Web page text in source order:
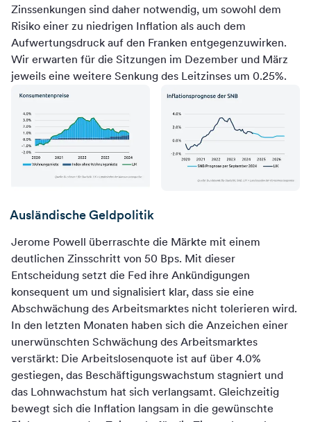
Zinssenkungen sind daher notwendig, um sowohl dem
Risiko einer zu niedrigen Inflation als auch dem
Aufwertungsdruck auf den Franken entgegenzuwirken.
Wir erwarten für die Sitzungen im Dezember und März
jeweils eine weitere Senkung des Leitzinses um 0.25%.
Ausländische Geldpolitik
Jerome Powell überraschte die Märkte mit einem
deutlichen Zinsschritt von 50 Bps. Mit dieser
Entscheidung setzt die Fed ihre Ankündigungen
konsequent um und signalisiert klar, dass sie eine
Abschwächung des Arbeitsmarktes nicht tolerieren wird.
In den letzten Monaten haben sich die Anzeichen einer
unerwünschten Schwächung des Arbeitsmarktes
verstärkt: Die Arbeitslosenquote ist auf über 4.0%
gestiegen, das Beschäftigungswachstum stagniert und
das Lohnwachstum hat sich verlangsamt. Gleichzeitig
bewegt sich die Inflation langsam in die gewünschte